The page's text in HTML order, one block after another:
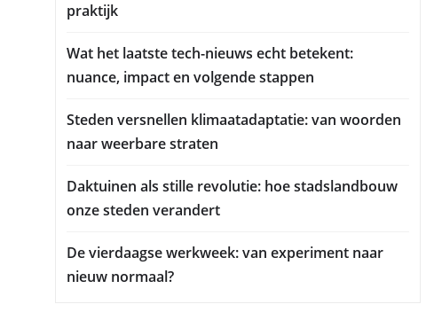
praktijk
Wat het laatste tech-nieuws echt betekent:
nuance, impact en volgende stappen
Steden versnellen klimaatadaptatie: van woorden
naar weerbare straten
Daktuinen als stille revolutie: hoe stadslandbouw
onze steden verandert
De vierdaagse werkweek: van experiment naar
nieuw normaal?